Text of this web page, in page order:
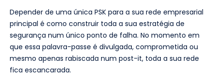
Depender de uma única PSK para a sua rede empresarial
principal é como construir toda a sua estratégia de
segurança num único ponto de falha. No momento em
que essa palavra-passe é divulgada, comprometida ou
mesmo apenas rabiscada num post-it, toda a sua rede
fica escancarada.